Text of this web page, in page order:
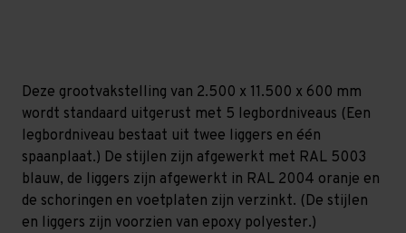
Deze grootvakstelling van 2.500 x 11.500 x 600 mm
wordt standaard uitgerust met 5 legbordniveaus (Een
legbordniveau bestaat uit twee liggers en één
spaanplaat.) De stijlen zijn afgewerkt met RAL 5003
blauw, de liggers zijn afgewerkt in RAL 2004 oranje en
de schoringen en voetplaten zijn verzinkt. (De stijlen
en liggers zijn voorzien van epoxy polyester.)